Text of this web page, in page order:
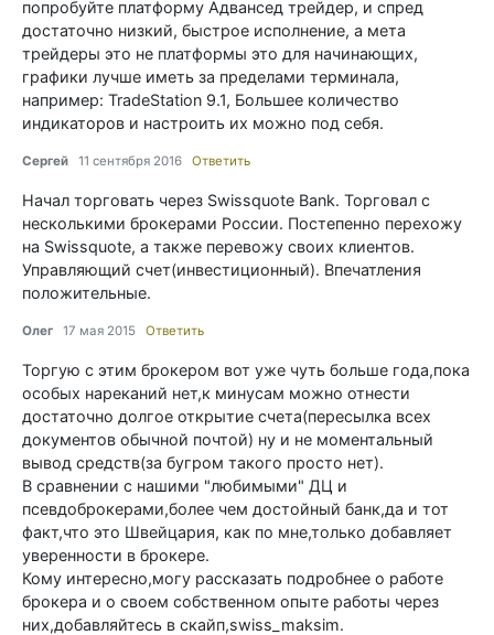
попробуйте платформу Адвансед трейдер, и спред
достаточно низкий, быстрое исполнение, а мета
трейдеры это не платформы это для начинающих,
графики лучше иметь за пределами терминала,
например: TradeStation 9.1, Большее количество
индикаторов и настроить их можно под себя.
Сергей 11 сентября 2016 Ответить
Начал торговать через Swissquote Bank. Торговал с
несколькими брокерами России. Постепенно перехожу
на Swissquote, а также перевожу своих клиентов.
Управляющий счет(инвестиционный). Впечатления
положительные.
Олег 17 мая 2015 Ответить
Торгую с этим брокером вот уже чуть больше года,пока
особых нареканий нет,к минусам можно отнести
достаточно долгое открытие счета(пересылка всех
документов обычной почтой) ну и не моментальный
вывод средств(за бугром такого просто нет).
В сравнении с нашими "любимыми" ДЦ и
псевдоброкерами,более чем достойный банк,да и тот
факт,что это Швейцария, как по мне,только добавляет
уверенности в брокере.
Кому интересно,могу рассказать подробнее о работе
брокера и о своем собственном опыте работы через
них,добавляйтесь в скайп,swiss_maksim.